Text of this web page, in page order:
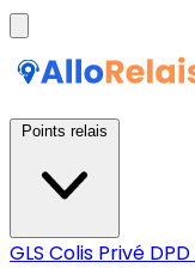
GLS Colis Privé DPD